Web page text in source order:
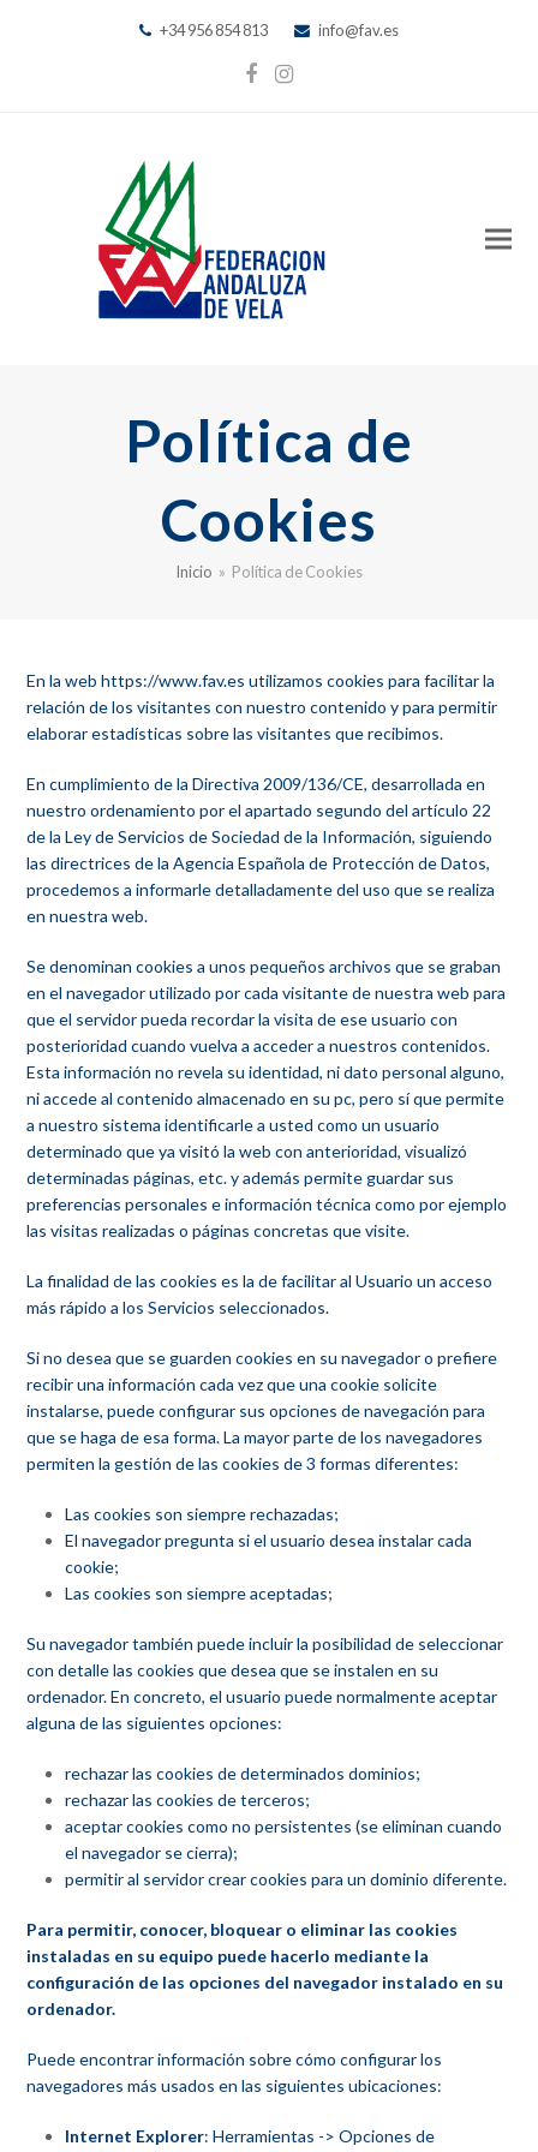
+34 956 854 813 info@fav.es
Facebook
Instagram
Política de
Cookies
Inicio » Política de Cookies
En la webhttps://www.fav.es utilizamos cookies para facilitar la
relación de los visitantes con nuestro contenido y para permitir
elaborar estadísticas sobre las visitantes que recibimos.
En cumplimiento de la Directiva 2009/136/CE, desarrollada en
nuestro ordenamiento por el apartado segundo del artículo 22
de la Ley de Servicios de Sociedad de la Información, siguiendo
las directrices de la Agencia Española de Protección de Datos,
procedemos a informarle detalladamente del uso que se realiza
en nuestra web.
Se denominan cookies a unos pequeños archivos que se graban
en el navegador utilizado por cada visitante de nuestra web para
que el servidor pueda recordar la visita de ese usuario con
posterioridad cuando vuelva a acceder a nuestros contenidos.
Esta información no revela su identidad, ni dato personal alguno,
ni accede al contenido almacenado en su pc, pero sí que permite
a nuestro sistema identificarle a usted como un usuario
determinado que ya visitó la web con anterioridad, visualizó
determinadas páginas, etc. y además permite guardar sus
preferencias personales e información técnica como por ejemplo
las visitas realizadas o páginas concretas que visite.
La finalidad de las cookies es la de facilitar al Usuario un acceso
más rápido a los Servicios seleccionados.
Si no desea que se guarden cookies en su navegador o prefiere
recibir una información cada vez que una cookie solicite
instalarse, puede configurar sus opciones de navegación para
que se haga de esa forma. La mayor parte de los navegadores
permiten la gestión de las cookies de 3 formas diferentes:
Las cookies son siempre rechazadas;
El navegador pregunta si el usuario desea instalar cada
cookie;
Las cookies son siempre aceptadas;
Su navegador también puede incluir la posibilidad de seleccionar
con detalle las cookies que desea que se instalen en su
ordenador. En concreto, el usuario puede normalmente aceptar
alguna de las siguientes opciones:
rechazar las cookies de determinados dominios;
rechazar las cookies de terceros;
aceptar cookies como no persistentes (se eliminan cuando
el navegador se cierra);
permitir al servidor crear cookies para un dominio diferente.
Para permitir, conocer, bloquear o eliminar las cookies
instaladas en su equipo puede hacerlo mediante la
configuración de las opciones del navegador instalado en su
ordenador.
Puede encontrar información sobre cómo configurar los
navegadores más usados en las siguientes ubicaciones:
Internet Explorer: Herramientas -> Opciones de